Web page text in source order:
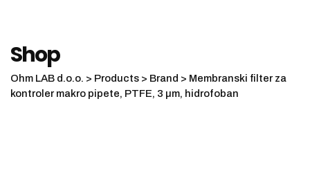
Shop
Ohm LAB d.o.o. > Products > Brand > Membranski filter za
kontroler makro pipete, PTFE, 3 µm, hidrofoban